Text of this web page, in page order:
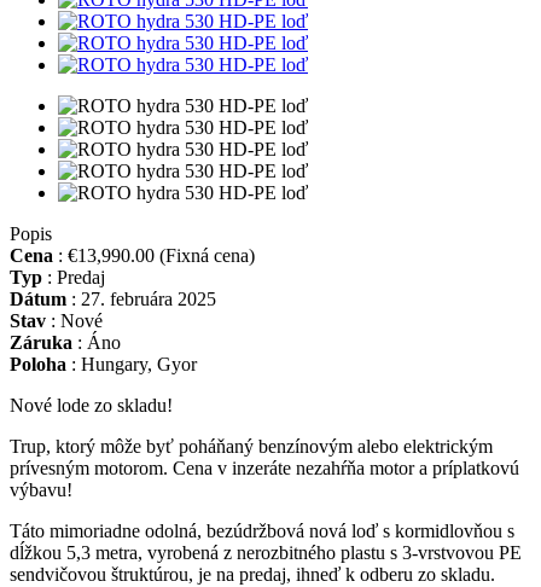
Popis
Cena : €13,990.00 (Fixná cena)
Typ : Predaj
Dátum : 27. februára 2025
Stav : Nové
Záruka : Áno
Poloha : Hungary, Gyor
Nové lode zo skladu!
Trup, ktorý môže byť poháňaný benzínovým alebo elektrickým
prívesným motorom. Cena v inzeráte nezahŕňa motor a príplatkovú
výbavu!
Táto mimoriadne odolná, bezúdržbová nová loď s kormidlovňou s
dĺžkou 5,3 metra, vyrobená z nerozbitného plastu s 3-vrstvovou PE
sendvičovou štruktúrou, je na predaj, ihneď k odberu zo skladu.